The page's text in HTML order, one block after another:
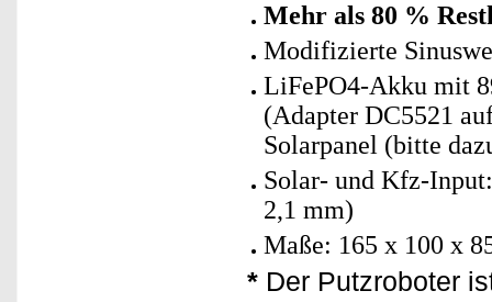
Mehr als 80 %
Modifizierte
LiFePO4-Akku mit
(Adapter DC5521
Solarpanel (bitte
Solar- und Kfz-
2,1 mm)
Maße: 165 x 100 x
* Der Putzroboter